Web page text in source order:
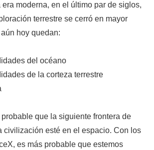
moderna, en el último par de siglos,
terrestre se cerró en mayor
hoy quedan:
del océano
de la corteza terrestre
que la siguiente frontera de
civilización esté en el espacio. Con los
es más probable que estemos